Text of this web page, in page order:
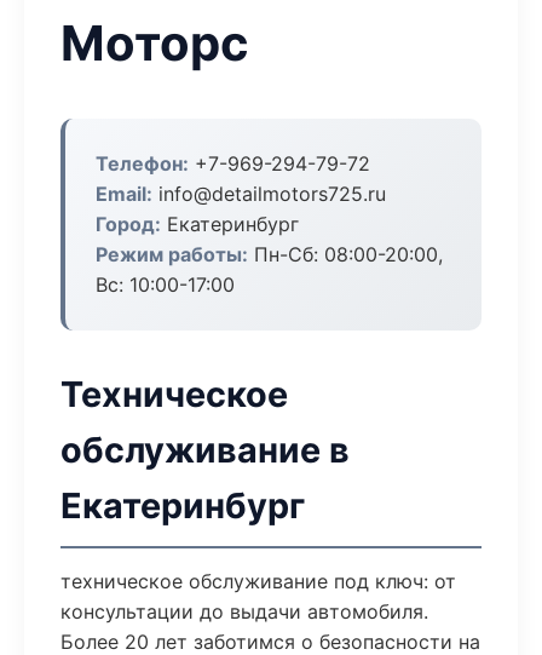
Моторс
Телефон: +7-969-294-79-72
Email: info@detailmotors725.ru
Город: Екатеринбург
Режим работы: Пн-Сб: 08:00-20:00,
Вс: 10:00-17:00
Техническое
обслуживание в
Екатеринбург
техническое обслуживание под ключ: от
консультации до выдачи автомобиля.
Более 20 лет заботимся о безопасности на